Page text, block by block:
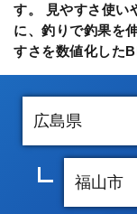
す。 見やすさ使い
に、釣りで釣果を
すさを数値化した